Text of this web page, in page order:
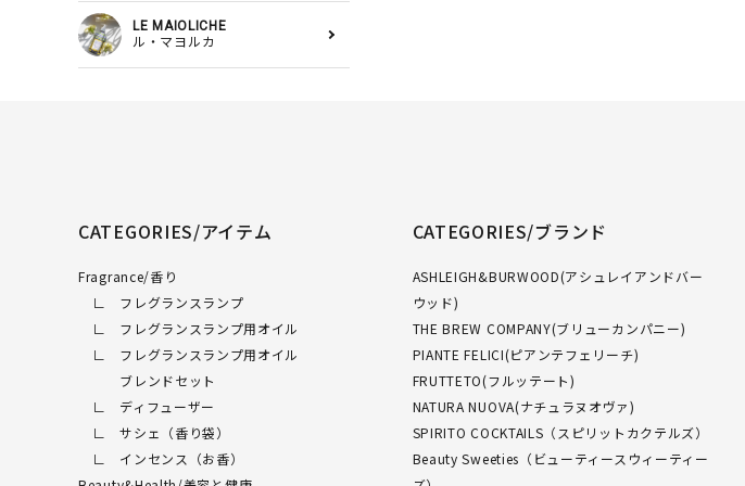
LE MAIOLICHE
ル・マヨルカ
CATEGORIES/アイテム
Fragrance/香り
∟ フレグランスランプ
∟ フレグランスランプ用オイル
∟ フレグランスランプ用オイル
ブレンドセット
∟ ディフューザー
∟ サシェ（香り袋）
∟ インセンス（お香）
CATEGORIES/ブランド
ASHLEIGH&BURWOOD(アシュレイアンドバー
ウッド)
THE BREW COMPANY(ブリューカンパニー)
PIANTE FELICI(ピアンテフェリーチ)
FRUTTETO(フルッテート)
NATURA NUOVA(ナチュラヌオヴァ)
SPIRITO COCKTAILS（スピリットカクテルズ）
Beauty Sweeties（ビューティースウィーティー